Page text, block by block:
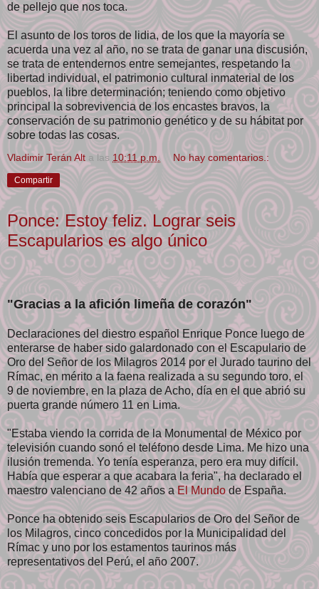
de pellejo que nos toca.
El asunto de los toros de lidia, de los que la mayoría se
acuerda una vez al año, no se trata de ganar una discusión,
se trata de entendernos entre semejantes, respetando la
libertad individual, el patrimonio cultural inmaterial de los
pueblos, la libre determinación; teniendo como objetivo
principal la sobrevivencia de los encastes bravos, la
conservación de su patrimonio genético y de su hábitat por
sobre todas las cosas.
Vladimir Terán Alt a las 10:11 p.m. No hay comentarios.:
Compartir
Ponce: Estoy feliz. Lograr seis
Escapularios es algo único
"Gracias a la afición limeña de corazón"
Declaraciones del diestro español Enrique Ponce luego de
enterarse de haber sido galardonado con el Escapulario de
Oro del Señor de los Milagros 2014 por el Jurado taurino del
Rímac, en mérito a la faena realizada a su segundo toro, el
9 de noviembre, en la plaza de Acho, día en el que abrió su
puerta grande número 11 en Lima.
"Estaba viendo la corrida de la Monumental de México por
televisión cuando sonó el teléfono desde Lima. Me hizo una
ilusión tremenda. Yo tenía esperanza, pero era muy difícil.
Había que esperar a que acabara la feria", ha declarado el
maestro valenciano de 42 años aEl Mundode España.
Ponce ha obtenido seis Escapularios de Oro del Señor de
los Milagros, cinco concedidos por la Municipalidad del
Rímac y uno por los estamentos taurinos más
representativos del Perú, el año 2007.